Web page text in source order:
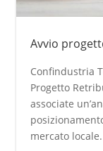
Avvio
Confindustria
Progetto
associate
mercato locale.